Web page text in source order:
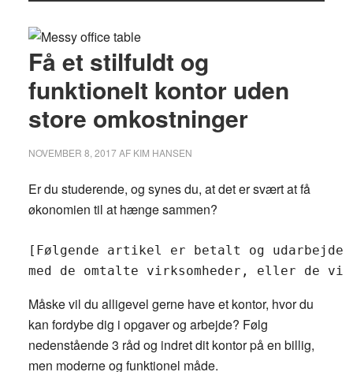
Få et stilfuldt og
funktionelt kontor uden
store omkostninger
NOVEMBER 8, 2017AF KIM HANSEN
Er du studerende, og synes du, at det er svært at få
økonomien til at hænge sammen?
[Følgende artikel er betalt og udarbejdet
med de omtalte virksomheder, eller de
Måske vil du alligevel gerne have et kontor, hvor du
kan fordybe dig i opgaver og arbejde? Følg
nedenstående 3 råd og indret dit kontor på en billig,
men moderne og funktionel måde.